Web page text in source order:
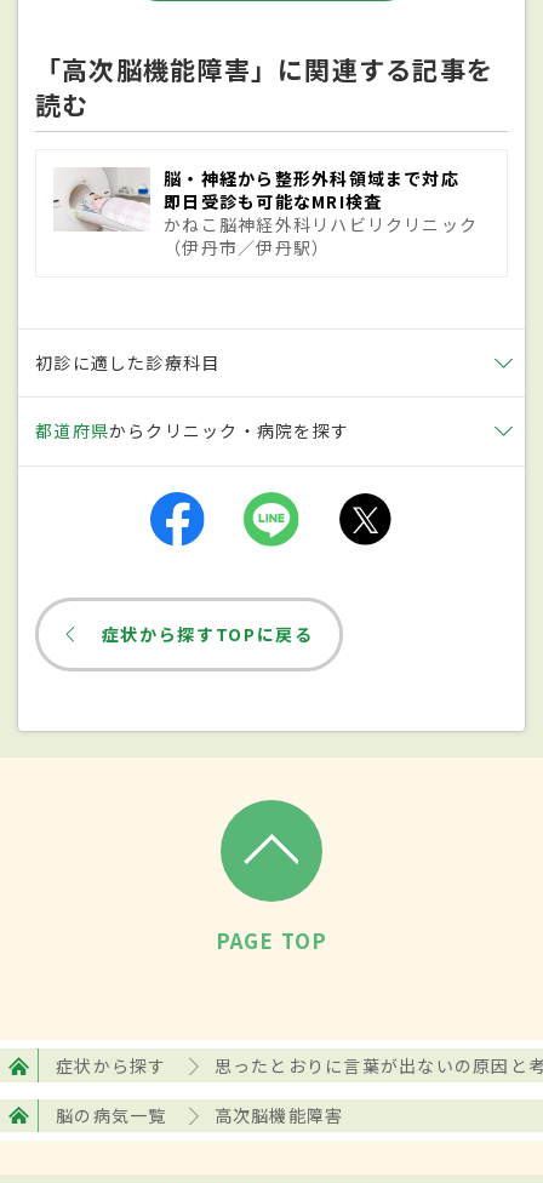
の診断基準を設けています。その前提条件
となっているのは、事故などによる受傷や他
の病気が原因で、脳の病変の発症が確認さ
れていることで、先天的な障害、周産期の受
傷による脳の障害、発達障害などはこの高
次脳機能障害には含まれません。
高次脳機能障害の原因傷病の約8割は脳卒中
（脳梗塞、脳出血、くも膜下出血、モヤモ
とされています。残りの1割は、
圧水頭症、全身性エリテマトーデス
ベーチェット病などの自己免疫疾患、アル
コールや薬物などによる中毒、多発性硬化
～20歳代では、頭部の外傷が最も多く、年
齢が高くなっていくに従って、脳血管障害を
原因とする割合が高くなっていき、60歳以
上では約90%に達します。脳血管障害は
などの生活習慣病を基盤にして起こる
慣改善を継続し、脳卒中を起こさないこと
を心がけましょう。
「高次脳機能障害」に関連する記事を
読む
脳・神経から整形外科領域まで対応
即日受診も可能なMRI検査
かねこ脳神経外科リハビリクリニック
（伊丹市／伊丹駅）
初診に適した診療科目
都道府県からクリニック・病院を探す
症状から探すTOPに戻る
PAGE TOP
症状から探す 思ったとおりに言葉が出ないの原因と
脳の病気一覧 高次脳機能障害